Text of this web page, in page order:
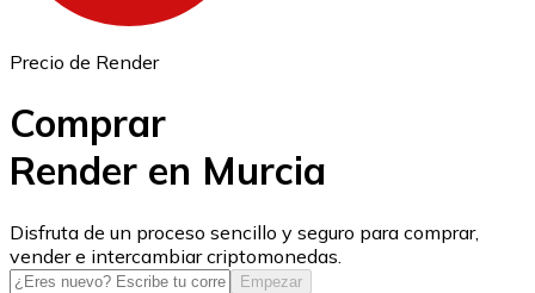
USD Coin
USDC
Precio de Render
Comprar
Render en Murcia
Disfruta de un proceso sencillo y seguro para comprar,
vender e intercambiar criptomonedas.
Empezar